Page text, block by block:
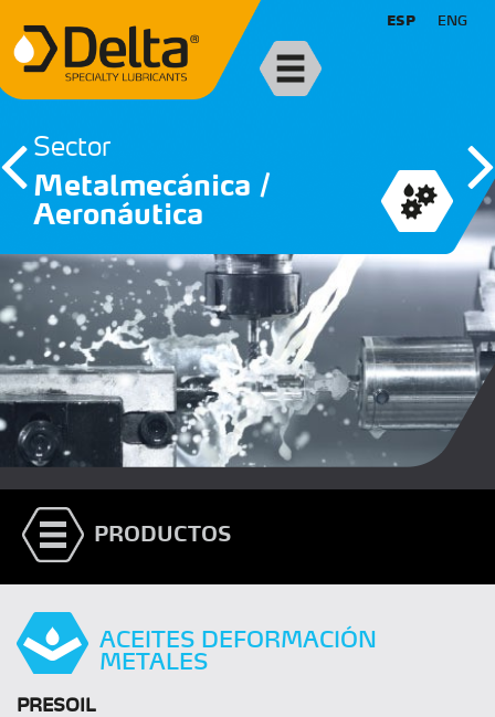
ESP ENG
Sector
Metalmecánica /
Aeronáutica
PRODUCTOS
ACEITES DEFORMACIÓN
METALES
PRESOIL